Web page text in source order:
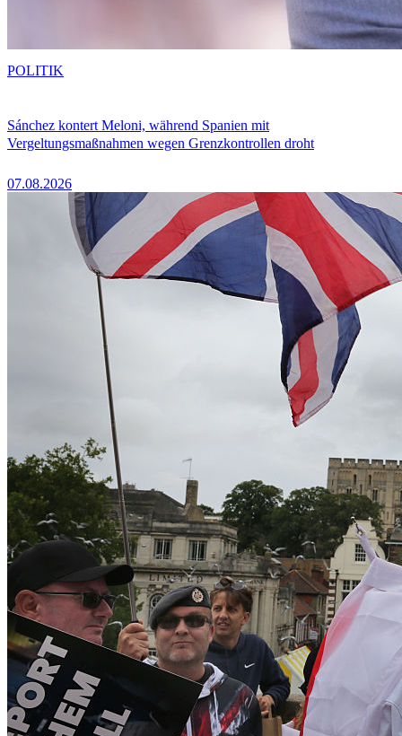
Sánchez kontert Meloni, während Spanien mit
Vergeltungsmaßnahmen wegen Grenzkontrollen droht
07.08.2026
POLITIK